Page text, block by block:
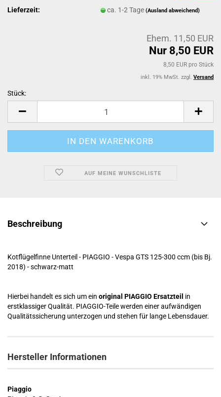
Lieferzeit:
ca. 1-2 Tage(Ausland abweichend)
Ehem. 11,50 EUR
Nur 8,50 EUR
8,50 EUR pro Stück
inkl. 19% MwSt. zzgl. Versand
Stück:
AUF MEINE WUNSCHLISTE
Beschreibung
Kotflügelfinne Unterteil - PIAGGIO - Vespa GTS 125-300 ccm (bis Bj.
2018) - schwarz-matt
Hierbei handelt es sich um ein original PIAGGIO Ersatzteil in
erstklassiger Qualität. PIAGGIO-Teile werden einer aufwändigen
Qualitätssicherung unterzogen und stehen für lange Lebensdauer.
Hersteller Informationen
Piaggio